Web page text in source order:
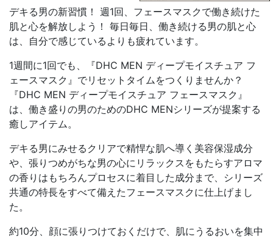
デキる男の新習慣！ 週1回、フェースマスクで働き続けた
肌と心を解放しよう！ 毎日毎日、働き続ける男の肌と心
は、自分で感じているよりも疲れています。
1週間に1回でも、『DHC MEN ディープモイスチュア フ
ェースマスク』でリセットタイムをつくりませんか？
『DHC MEN ディープモイスチュア フェースマスク』
は、働き盛りの男のためのDHC MENシリーズが提案する
癒しアイテム。
デキる男にみせるクリアで精悍な肌へ導く美容保湿成分
や、張りつめがちな男の心にリラックスをもたらすアロマ
の香りはもちろんプロセスに着目した成分まで、シリーズ
共通の特長をすべて備えたフェースマスクに仕上げまし
た。
約10分、顔に張りつけておくだけで、肌にうるおいを集中